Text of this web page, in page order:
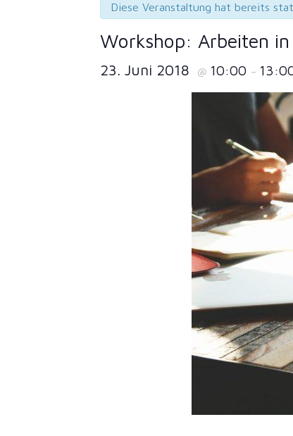
Diese Veranstaltung hat bereits
Workshop: Arbeiten
23. Juni 2018 @ 10:00 –